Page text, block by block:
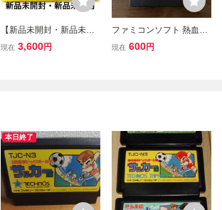
【新品未開封・新品未使
用】FC ファミコン 熱血
現在 3,600円
ファミコンソフト 熱血高
校ドッジボール部 テクノ
現在 600円
本日終了